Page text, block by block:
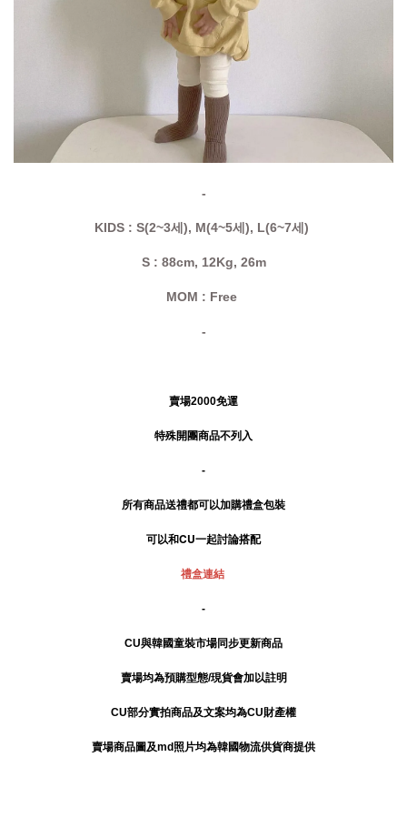
-
KIDS : S(2~3세), M(4~5세), L(6~7세)
S : 88cm, 12Kg, 26m
MOM : Free
-
賣場2000免運
特殊開團商品不列入
-
所有商品送禮都可以加購禮盒包裝
可以和CU一起討論搭配
禮盒連結
-
CU與韓國童裝市場同步更新商品
賣場均為預購型態/現貨會加以註明
CU部分實拍商品及文案均為CU財產權
賣場商品圖及md照片均為韓國物流供貨商提供